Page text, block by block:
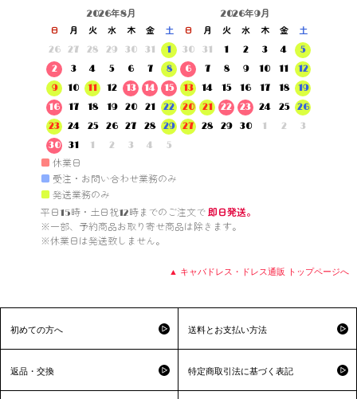
2026年8月
日 月 火 水 木 金
土
26
27 28 29 30 31
1
2
3 4 5 6 7
8
9
10 11 12 13 14
15
16
17 18 19 20 21
22
23
24 25 26 27 28
29
30
31 1 2 3 4 5
2026年9月
日 月 火 水 木 金
土
30
31 1 2 3 4
5
6
7 8 9 10 11
12
13
14 15 16 17 18
19
20
21 22 23 24 25
26
27
28 29 30 1 2 3
■ 休業日
■ 受注・お問い合わせ業務のみ
■ 発送業務のみ
平日15時・土日祝12時までのご注文で 即日発送。
※一部、予約商品お取り寄せ商品は除きます。
※休業日は発送致しません。
▲ キャバドレス・ドレス通販 トップページへ
初めての方へ 送料とお支払い方法
返品・交換 特定商取引法に基づく表記